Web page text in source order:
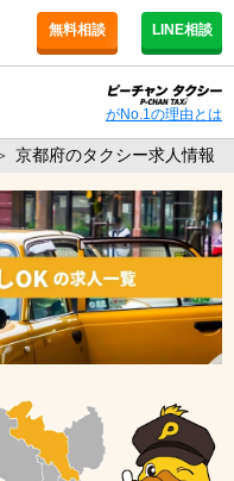
無料相談 LINE相談
がNo.1の理由とは
京都府のタクシー求人情報